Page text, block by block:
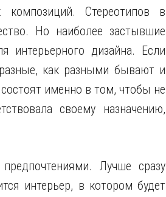
Стереотипов в
Но наиболее застывшие
интерьерного дизайна. Если
как разными бывают и
именно в том, чтобы не
своему назначению,
Лучше сразу
интерьер, в котором будет